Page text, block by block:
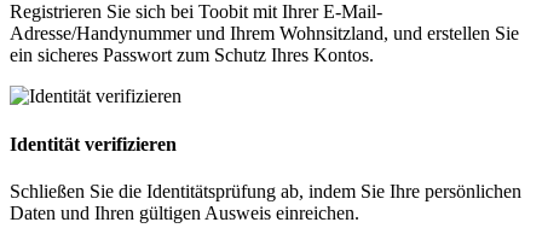
Registrieren Sie sich bei Toobit mit Ihrer E-Mail-
Adresse/Handynummer und Ihrem Wohnsitzland, und erstellen Sie
ein sicheres Passwort zum Schutz Ihres Kontos.
Identität verifizieren
Schließen Sie die Identitätsprüfung ab, indem Sie Ihre persönlichen
Daten und Ihren gültigen Ausweis einreichen.